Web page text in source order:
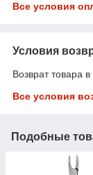
Все условия
Условия
Возврат товара
Все условия
Подобные